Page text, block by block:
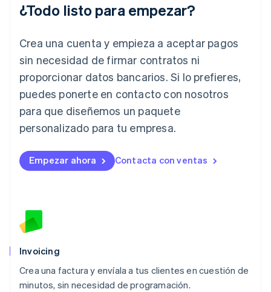
¿Todo listo para empezar?
Crea una cuenta y empieza a aceptar pagos
sin necesidad de firmar contratos ni
proporcionar datos bancarios. Si lo prefieres,
puedes ponerte en contacto con nosotros
para que diseñemos un paquete
personalizado para tu empresa.
Empezar ahora Contacta con ventas
Invoicing
Crea una factura y envíala a tus clientes en cuestión de
minutos, sin necesidad de programación.
English
Italiano English
日本語English
Letonia
English
Liechtenstein
Deutsch English
Lituania
Luxemburgo
FrançaisDeutschEnglish
Malasia
English
México
Noruega
English
Nueva Zelandia
English